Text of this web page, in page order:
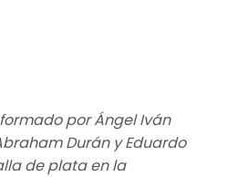
por Ángel Iván
Durán y Eduardo
de plata en la